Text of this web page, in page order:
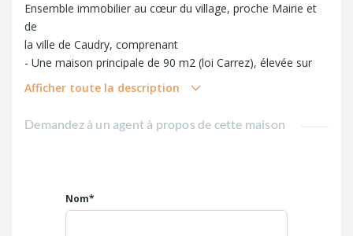
Ensemble immobilier au cœur du village, proche Mairie et
de
la ville de Caudry, comprenant
- Une maison principale de 90 m2 (loi Carrez), élevée sur
cave
Au rez de chaussée une belle entrée avec cage d'escalier,
WC
débouchant sur cuisine et séjour, cuisine équipée, séjour
recouvert lino
Afficher toute la description
Demandez à un agent à propos de cette maison
Nom*